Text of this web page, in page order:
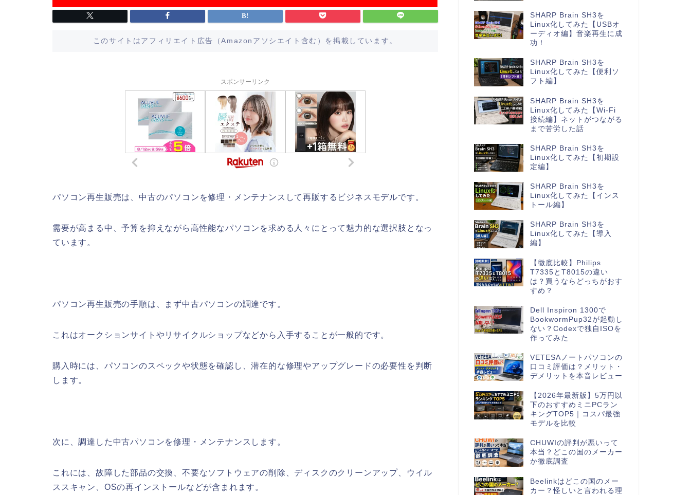
このサイトはアフィリエイト広告（Amazonアソシエイト含む）を掲載しています。
スポンサーリンク
パソコン再生販売は、中古のパソコンを修理・メンテナンスして再販するビジネスモデルです。
需要が高まる中、予算を抑えながら高性能なパソコンを求める人々にとって魅力的な選択肢となっ
ています。
パソコン再生販売の手順は、まず中古パソコンの調達です。
これはオークションサイトやリサイクルショップなどから入手することが一般的です。
購入時には、パソコンのスペックや状態を確認し、潜在的な修理やアップグレードの必要性を判断
します。
次に、調達した中古パソコンを修理・メンテナンスします。
これには、故障した部品の交換、不要なソフトウェアの削除、ディスクのクリーンアップ、ウイル
ススキャン、OSの再インストールなどが含まれます。
SHARP Brain SH3を
Linux化してみた【USBオ
ーディオ編】音楽再生に成
功！
SHARP Brain SH3を
Linux化してみた【便利ソ
フト編】
SHARP Brain SH3を
Linux化してみた【Wi-Fi
接続編】ネットがつながる
まで苦労した話
SHARP Brain SH3を
Linux化してみた【初期設
定編】
SHARP Brain SH3を
Linux化してみた【インス
トール編】
SHARP Brain SH3を
Linux化してみた【導入
編】
【徹底比較】Philips
T7335とT8015の違い
は？買うならどっちがおす
すめ？
Dell Inspiron 1300で
BookwormPup32が起動し
ない？Codexで独自ISOを
作ってみた
VETESAノートパソコンの
口コミ評価は？メリット・
デメリットを本音レビュー
【2026年最新版】5万円以
下のおすすめミニPCラン
キングTOP5｜コスパ最強
モデルを比較
CHUWIの評判が悪いって
本当？どこの国のメーカー
か徹底調査
Beelinkはどこの国のメー
カー？怪しいと言われる理